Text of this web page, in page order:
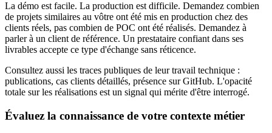
La démo est facile. La production est difficile. Demandez combien
de projets similaires au vôtre ont été mis en production chez des
clients réels, pas combien de POC ont été réalisés. Demandez à
parler à un client de référence. Un prestataire confiant dans ses
livrables accepte ce type d'échange sans réticence.
Consultez aussi les traces publiques de leur travail technique :
publications, cas clients détaillés, présence sur GitHub. L'opacité
totale sur les réalisations est un signal qui mérite d'être interrogé.
Évaluez la connaissance de votre contexte métier